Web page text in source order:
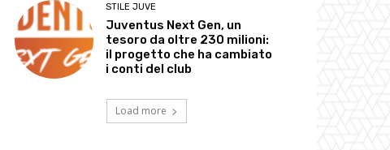
STILE JUVE
Juventus Next Gen, un
tesoro da oltre 230 milioni:
il progetto che ha cambiato
i conti del club
Load more